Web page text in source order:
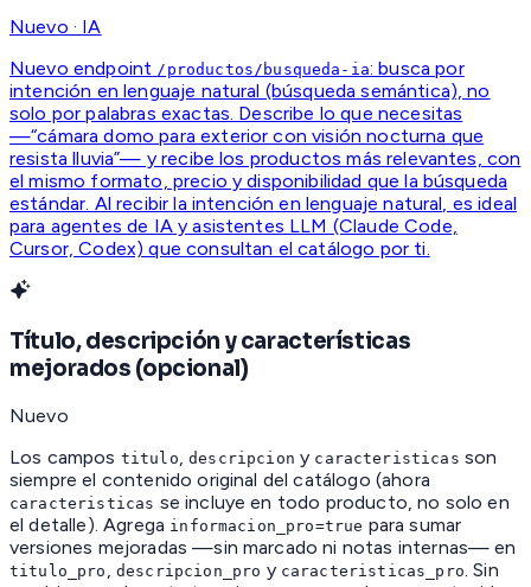
Nuevo · IA
Nuevo endpoint /productos/busqueda-ia: busca por
intención en lenguaje natural (búsqueda semántica), no
solo por palabras exactas. Describe lo que necesitas
—“cámara domo para exterior con visión nocturna que
resista lluvia”— y recibe los productos más relevantes, con
el mismo formato, precio y disponibilidad que la búsqueda
estándar. Al recibir la intención en lenguaje natural, es ideal
para agentes de IA y asistentes LLM (Claude Code,
Cursor, Codex) que consultan el catálogo por ti.
Título, descripción y características
mejorados (opcional)
Nuevo
Los campos titulo descripcion y caracteristicas son
siempre el contenido original del catálogo (ahora
caracteristicas se incluye en todo producto, no solo en
el detalle). Agrega informacion_pro=true para sumar
versiones mejoradas —sin marcado ni notas internas— en
titulo_pro descripcion_pro y caracteristicas_pro . Sin